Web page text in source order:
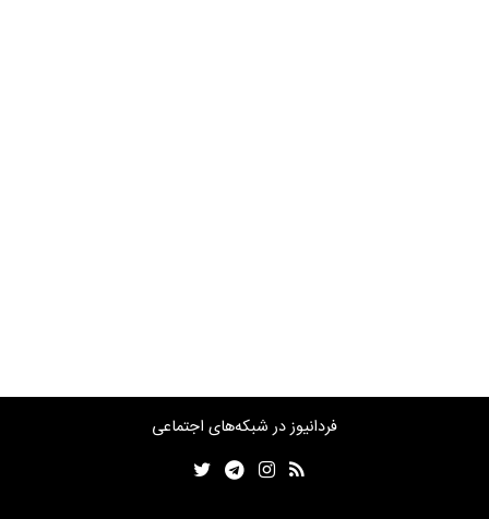
فردانیوز در شبکه‌های اجتماعی